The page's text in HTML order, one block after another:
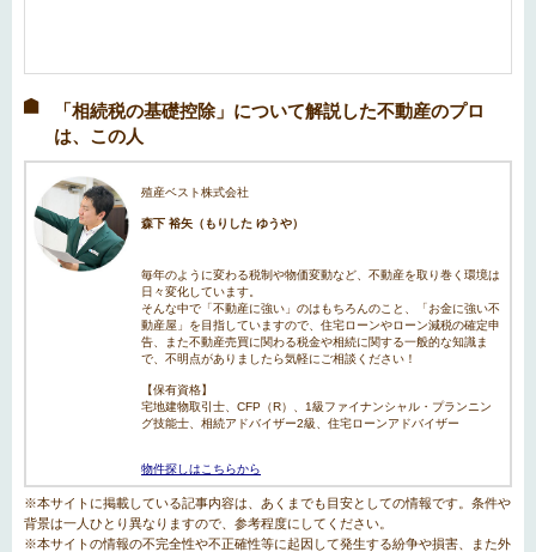
「相続税の基礎控除」について解説した不動産のプロ
は、この人
殖産ベスト株式会社
森下 裕矢（もりした ゆうや）
毎年のように変わる税制や物価変動など、不動産を取り巻く環境は
日々変化しています。
そんな中で「不動産に強い」のはもちろんのこと、「お金に強い不
動産屋」を目指していますので、住宅ローンやローン減税の確定申
告、また不動産売買に関わる税金や相続に関する一般的な知識ま
で、不明点がありましたら気軽にご相談ください！
【保有資格】
宅地建物取引士、CFP（R）、1級ファイナンシャル・プランニン
グ技能士、相続アドバイザー2級、住宅ローンアドバイザー
物件探しはこちらから
※本サイトに掲載している記事内容は、あくまでも目安としての情報です。条件や
背景は一人ひとり異なりますので、参考程度にしてください。
※本サイトの情報の不完全性や不正確性等に起因して発生する紛争や損害、また外